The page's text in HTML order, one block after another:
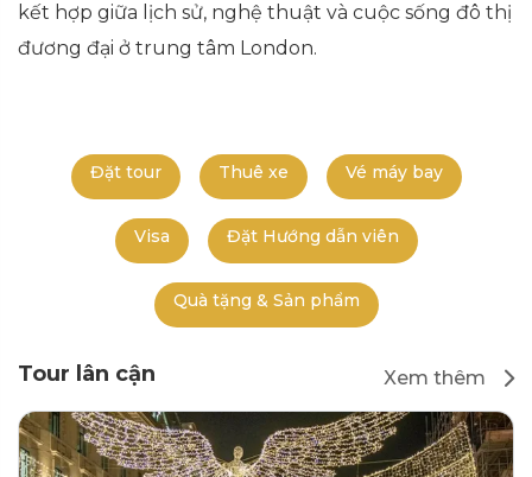
kết hợp giữa lịch sử, nghệ thuật và cuộc sống đô thị
đương đại ở trung tâm London.
Đặt tour Thuê xe Vé máy bay
Visa Đặt Hướng dẫn viên
Quà tặng & Sản phẩm
Tour lân cận Xem thêm